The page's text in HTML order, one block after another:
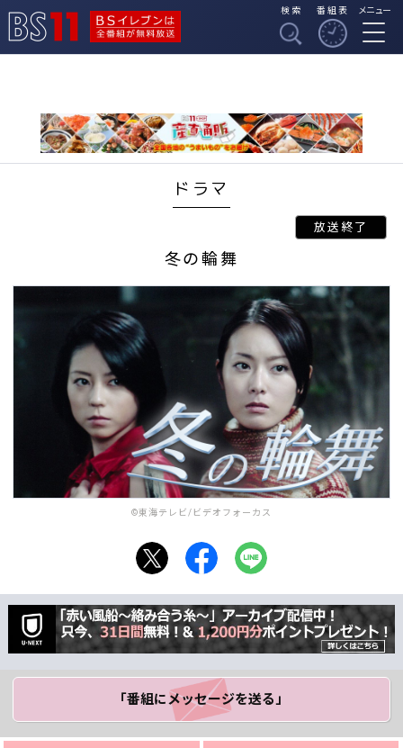
BSイレブンは全番組
検索 番組表 メニュー
ドラマ
冬の輪舞
©東海テレビ/ビデオフォーカス
「番組にメッセージを送る」